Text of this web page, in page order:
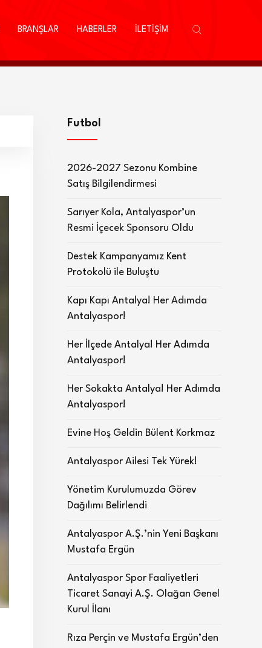
BRANŞLAR HABERLER İLETİŞİM
Futbol
2026-2027 Sezonu Kombine
Satış Bilgilendirmesi
Sarıyer Kola, Antalyaspor’un
Resmi İçecek Sponsoru Oldu
Destek Kampanyamız Kent
Protokolü ile Buluştu
Kapı Kapı Antalya! Her Adımda
Antalyaspor!
Her İlçede Antalya! Her Adımda
Antalyaspor!
Her Sokakta Antalya! Her Adımda
Antalyaspor!
Evine Hoş Geldin Bülent Korkmaz
Antalyaspor Ailesi Tek Yürek!
Yönetim Kurulumuzda Görev
Dağılımı Belirlendi
Antalyaspor A.Ş.’nin Yeni Başkanı
Mustafa Ergün
Antalyaspor Spor Faaliyetleri
Ticaret Sanayi A.Ş. Olağan Genel
Kurul İlanı
Rıza Perçin ve Mustafa Ergün’den